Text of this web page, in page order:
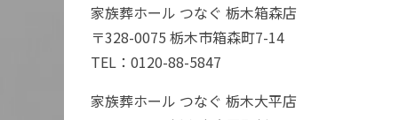
家族葬ホール つなぐ 栃木箱森店
〒328-0075 栃木市箱森町7-14
TEL： 0120-88-5847
家族葬ホール つなぐ 栃木大平店